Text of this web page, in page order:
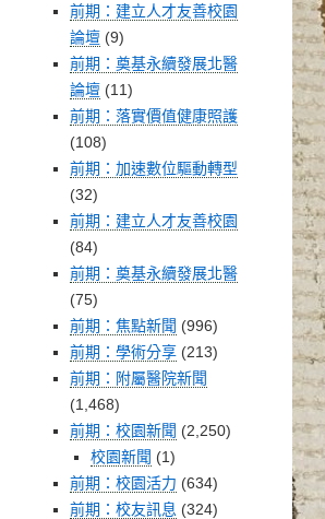
前期：建立人才友善校園
論壇 (9)
前期：奠基永續發展北醫
論壇 (11)
前期：落實價值健康照護
(108)
前期：加速數位驅動轉型
(32)
前期：建立人才友善校園
(84)
前期：奠基永續發展北醫
(75)
前期：焦點新聞 (996)
前期：學術分享 (213)
前期：附屬醫院新聞
(1,468)
前期：校園新聞 (2,250)
校園新聞 (1)
前期：校園活力 (634)
前期：校友訊息 (324)